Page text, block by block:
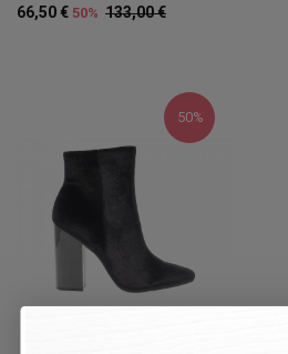
133,00 €
66,50 € 50%
50%